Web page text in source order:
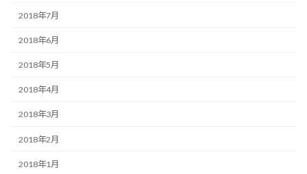
2018年7月
2018年6月
2018年5月
2018年4月
2018年3月
2018年2月
2018年1月